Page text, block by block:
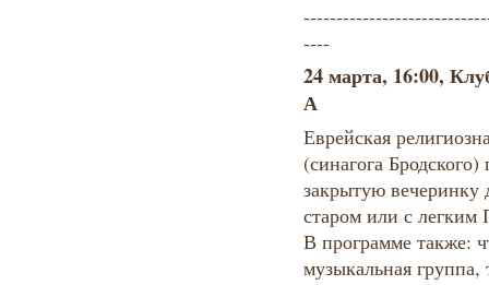
----
24 марта, 16:00,
А
Еврейская
(синагога
закрытую
старом или с
В программе также:
музыкальная группа,